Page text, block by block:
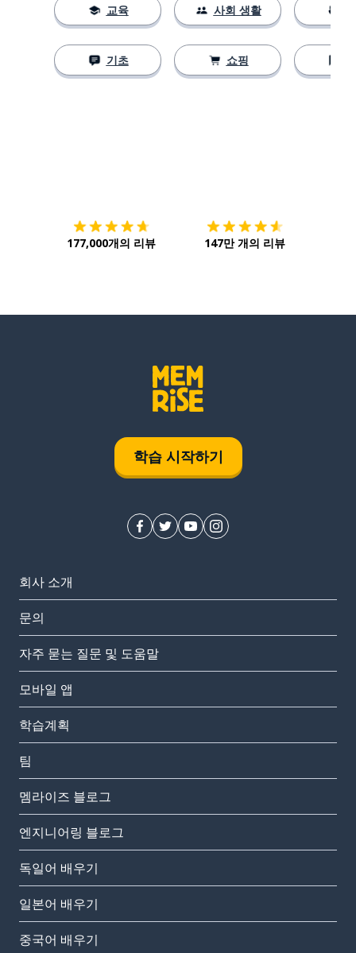
교육
기초
사회 생활
쇼핑
177,000개의 리뷰 147만 개의 리뷰
학습 시작하기
회사 소개
문의
자주 묻는 질문 및 도움말
모바일 앱
학습계획
팀
멤라이즈 블로그
엔지니어링 블로그
독일어 배우기
일본어 배우기
중국어 배우기